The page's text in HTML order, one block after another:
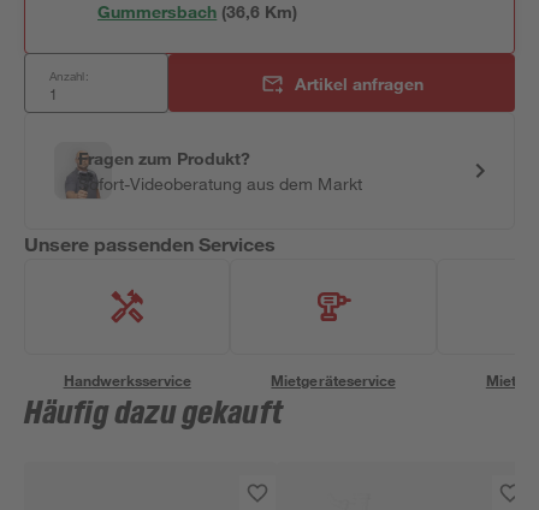
Gummersbach (36,6 Km)
Anzahl: Artikel anfragen
Fragen zum Produkt?
Sofort-Videoberatung aus dem Markt
Unsere passenden Services
Handwerksservice Mietgeräteservice
Häufig dazu gekauft